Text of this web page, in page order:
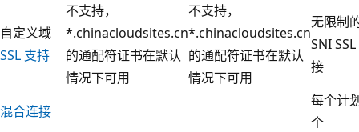
自定义域
SSL 支持
不支持，
*.chinacloudsites.cn
的通配符证书在默认
情况下可用
不支持，
*.chinacloudsites.cn
的通配符证书在默认
情况下可用
无限制
SNI
接
混合连接
每个计
个